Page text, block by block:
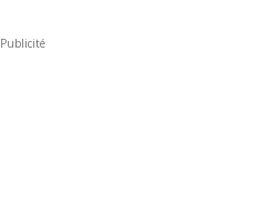
Publicité